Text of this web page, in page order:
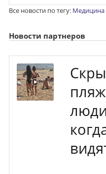
Все новости по тегу: Медицина
Новости партнеров